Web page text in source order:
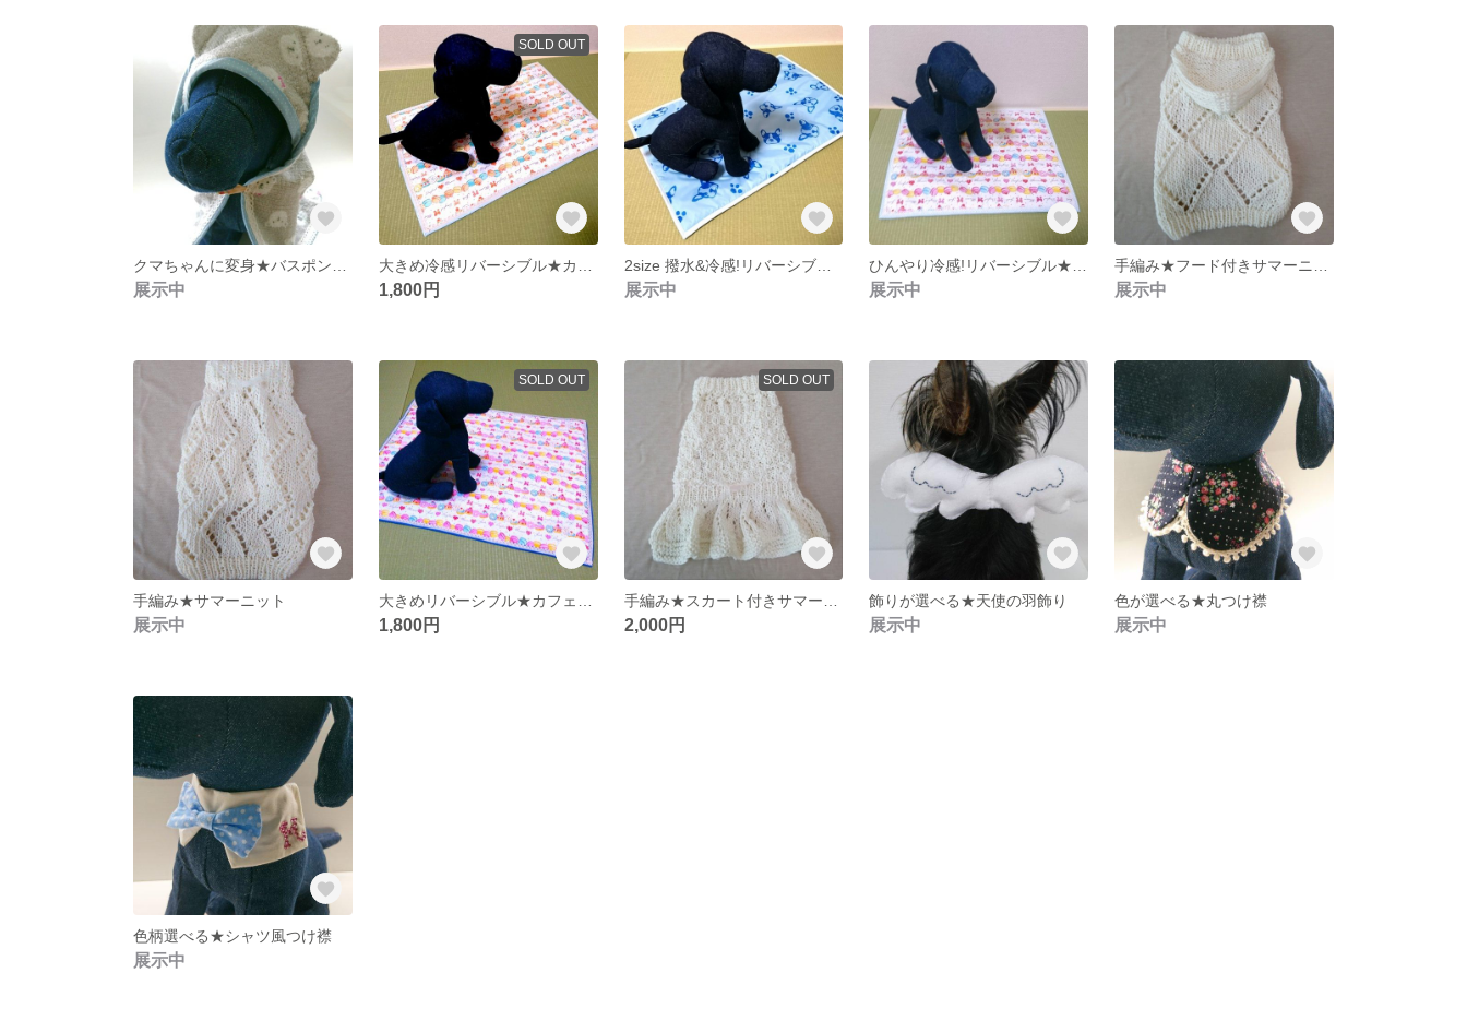
展示中
SOLD OUT
1,800円
2size 撥水&冷感!リバーシブル★カフェマット
展示中 展示中 展示中
手編み★サマーニット
展示中
SOLD OUT
1,800円
SOLD OUT
2,000円
飾りが選べる★天使の羽飾り
展示中
色が選べる★丸つけ襟
展示中
色柄選べる★シャツ風つけ襟
展示中